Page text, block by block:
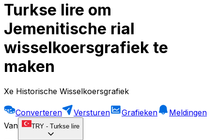
Turkse lire om
Jemenitische rial
wisselkoersgrafiek te
maken
Xe Historische Wisselkoersgrafiek
Converteren Versturen Grafieken
Meldingen
Van
TRY - Turkse lire